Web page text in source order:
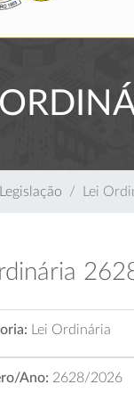
Legislação Lei
Lei Ordinária
Ano: 2628/2026